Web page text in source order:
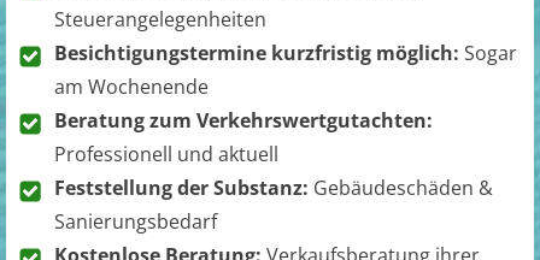
Steuerangelegenheiten
Besichtigungstermine kurzfristig möglich: Sogar
am Wochenende
Beratung zum Verkehrswertgutachten:
Professionell und aktuell
Feststellung der Substanz: Gebäudeschäden &
Sanierungsbedarf